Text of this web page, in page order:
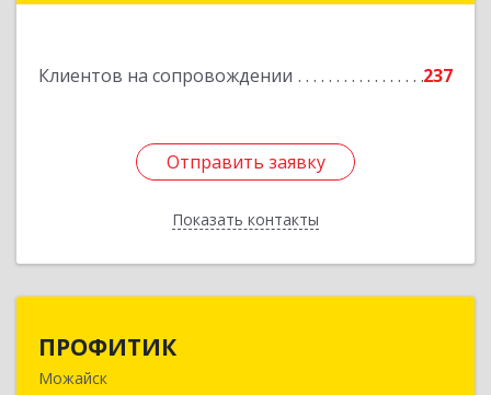
Клиентов на сопровождении 237
Отправить заявку
Показать контакты
Подробнее
Отправить заявку
Назад
ПРОФИТИК
Можайск143200, Московская обл, Можайский р-н,